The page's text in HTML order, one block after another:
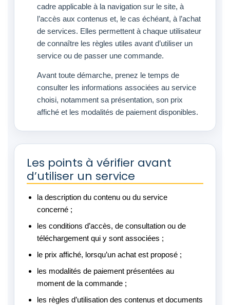
cadre applicable à la navigation sur le site, à
l’accès aux contenus et, le cas échéant, à l’achat
de services. Elles permettent à chaque utilisateur
de connaître les règles utiles avant d’utiliser un
service ou de passer une commande.
Avant toute démarche, prenez le temps de
consulter les informations associées au service
choisi, notamment sa présentation, son prix
affiché et les modalités de paiement disponibles.
Les points à vérifier avant
d’utiliser un service
la description du contenu ou du service
concerné ;
les conditions d’accès, de consultation ou de
téléchargement qui y sont associées ;
le prix affiché, lorsqu’un achat est proposé ;
les modalités de paiement présentées au
moment de la commande ;
les règles d’utilisation des contenus et documents